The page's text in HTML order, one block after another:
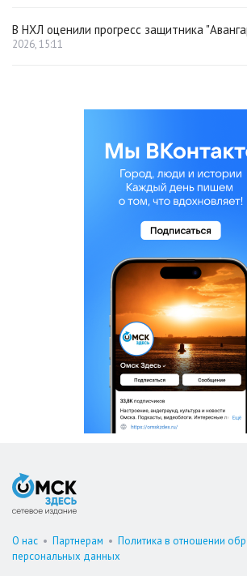
В НХЛ оценили прогресс защитника
2026, 15:11
О нас • Партнерам • Политика в отношении
персональных данных